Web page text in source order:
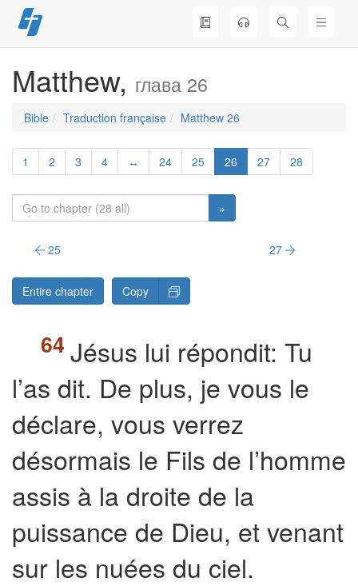
Skip
to
Matthew, глава 26
Bible Traduction française Matthew 26
1 2 3 4 ↔ 24 25 26 27 28
»
25 27
Entire chapter Copy
Jésus lui répondit: Tu
l’as dit. De plus, je vous le
déclare, vous verrez
désormais le Fils de l’homme
assis à la droite de la
puissance de Dieu, et venant
sur les nuées du ciel.